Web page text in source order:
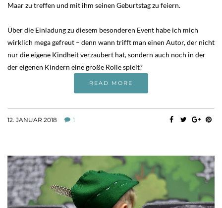
Maar zu treffen und mit ihm seinen Geburtstag zu feiern.
Über die Einladung zu diesem besonderen Event habe ich mich
wirklich mega gefreut – denn wann trifft man einen Autor, der nicht
nur die eigene Kindheit verzaubert hat, sondern auch noch in der
der eigenen Kindern eine große Rolle spielt?
READ MORE
12. JANUAR 2018 1